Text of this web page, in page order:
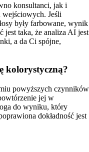
konsultanci, jak i
wejściowych. Jeśli
były farbowane, wynik
jest taka, że analiza AI jest
a da Ci spójne,
kolorystyczną?
powyższych czynników
jej w
do wyniku, który
dokładność jest